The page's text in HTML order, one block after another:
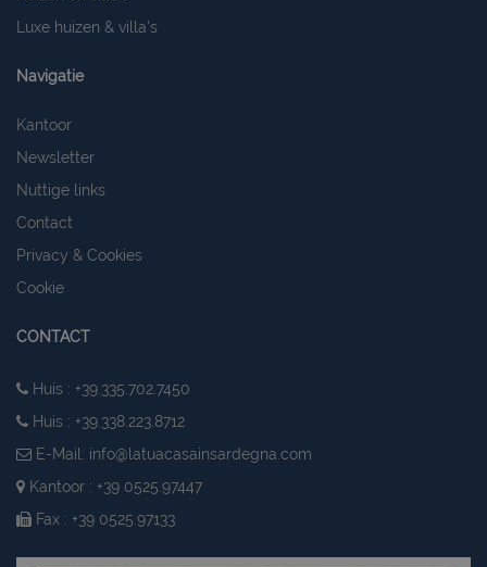
Luxe huizen & villa's
Navigatie
Kantoor
Newsletter
Nuttige links
Contact
Privacy & Cookies
Cookie
CONTACT
Huis : +39.335.702.7450
Huis : +39.338.223.8712
E-Mail: info@latuacasainsardegna.com
Kantoor : +39 0525.97447
Fax : +39 0525.97133